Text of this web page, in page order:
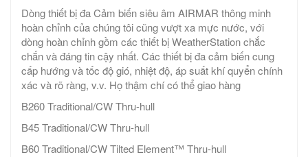
Dòng thiết bị đa Cảm biến siêu âm AIRMAR thông minh
hoàn chỉnh của chúng tôi cũng vượt xa mực nước, với
dòng hoàn chỉnh gồm các thiết bị WeatherStation chắc
chắn và đáng tin cậy nhất. Các thiết bị đa cảm biến cung
cấp hướng và tốc độ gió, nhiệt độ, áp suất khí quyển chính
xác và rõ ràng, v.v. Họ thậm chí có thể giao hàng
B260 Traditional/CW Thru-hull
B45 Traditional/CW Thru-hull
B60 Traditional/CW Tilted Element™ Thru-hull